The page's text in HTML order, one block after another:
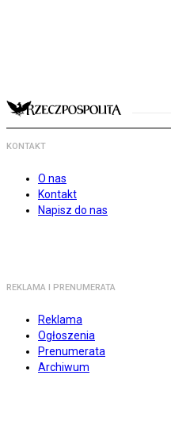
KONTAKT
O nas
Kontakt
Napisz do nas
REKLAMA I PRENUMERATA
Reklama
Ogłoszenia
Prenumerata
Archiwum